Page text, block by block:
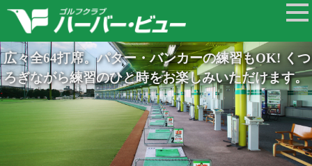
広々全64打席。パター・バンカーの練習もOK! くつ
ろぎながら練習のひと時をお楽しみいただけます。